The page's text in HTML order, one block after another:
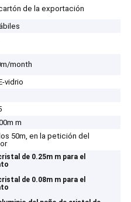
de la exportación
month
vidrio
m
50m, en la petición del
de 0.25m m para el
de 0.08m m para el